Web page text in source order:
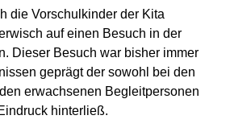
die Vorschulkinder der Kita
auf einen Besuch in der
Dieser Besuch war bisher immer
geprägt der sowohl bei den
erwachsenen Begleitpersonen
hinterließ.